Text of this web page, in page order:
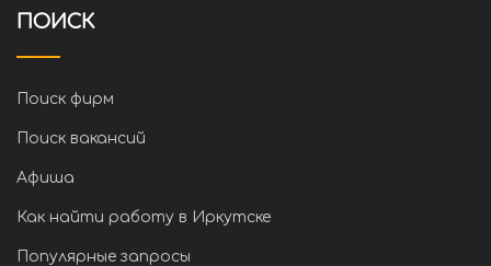
ПОИСК
Поиск фирм
Поиск вакансий
Афиша
Как найти работу в Иркутске
Популярные запросы